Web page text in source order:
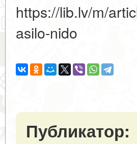
https://lib.lv/m/
asilo-nido
Публикатор: